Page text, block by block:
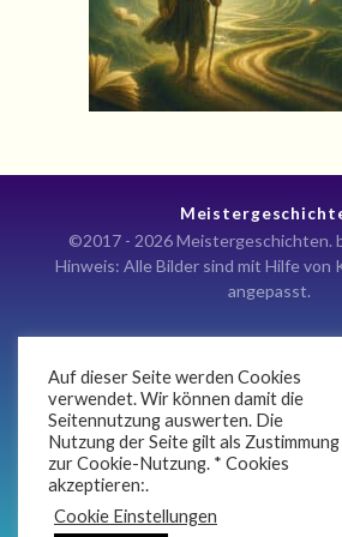
©2017 - 2026 Meistergeschichten.
Hinweis: Alle Bilder sind mit Hilfe von
angepasst.
Kontakt
Impressum
Datenschutz
Auf dieser Seite werden Cookies
verwendet. Wir können damit die
Seitennutzung auswerten. Die
Nutzung der Seite gilt als Zustimmung
zur Cookie-Nutzung. * Cookies
akzeptieren:.
Cookie Einstellungen